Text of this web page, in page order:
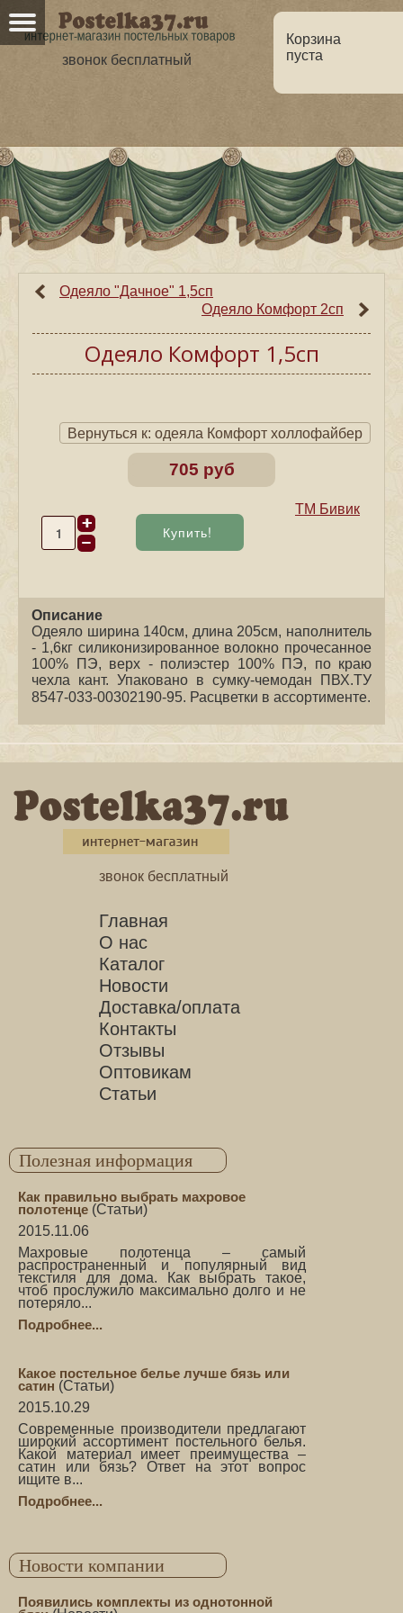
звонок бесплатный
Корзина
пуста
Главная О нас Каталог
Оптовикам
Статьи
Одеяло "Дачное" 1,5сп
Одеяло Комфорт 2сп
Одеяло Комфорт 1,5сп
Вернуться к: одеяла Комфорт холлофайбер
705 руб
ТМ Бивик
Описание
Одеяло ширина 140см, длина 205см, наполнитель
- 1,6кг силиконизированное волокно прочесанное
100% ПЭ, верх - полиэстер 100% ПЭ, по краю
чехла кант. Упаковано в сумку-чемодан ПВХ.ТУ
8547-033-00302190-95. Расцветки в ассортименте.
звонок бесплатный
Главная
О нас
Каталог
Новости
Доставка/оплата
Контакты
Отзывы
Оптовикам
Статьи
Полезная информация
Как правильно выбрать махровое
полотенце (Статьи)
2015.11.06
Махровые полотенца – самый
распространенный и популярный вид
текстиля для дома. Как выбрать такое,
чтоб прослужило максимально долго и не
потеряло...
Подробнее...
Какое постельное белье лучше бязь или
сатин (Статьи)
2015.10.29
Современные производители предлагают
широкий ассортимент постельного белья.
Какой материал имеет преимущества –
сатин или бязь? Ответ на этот вопрос
ищите в...
Подробнее...
Новости компании
Появились комплекты из однотонной